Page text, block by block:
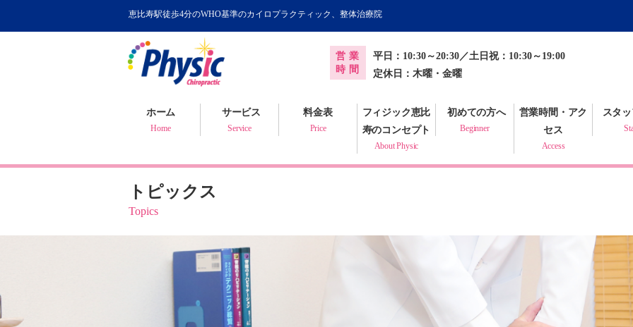
恵比寿駅徒歩4分のWHO基準のカイロプラクティック、整体治療院
営業
時間
平日：10:30～20:30／土日祝：10:30～19:00
定休日：木曜・金曜
ホーム
Home
サービス
Service
カイロプラクティック
WHOが認めるカイロプラクティック
健康判断・体質チェック
料金表
Price
フィジック恵比
寿のコンセプト
About Physic
初めての方へ
Beginner
オンライン健康調査票
営業時間・アク
セス
Access
スタ
トピックス
Topics